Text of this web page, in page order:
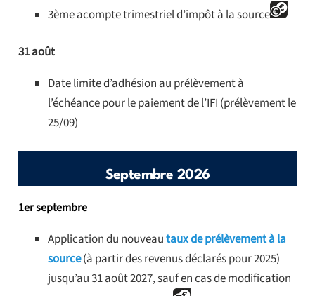
3ème acompte trimestriel d’impôt à la source
31 août
Date limite d’adhésion au prélèvement à
l’échéance pour le paiement de l’IFI (prélèvement le
25/09)
Septembre 2026
1er septembre
Application du nouveautaux de prélèvement à la
source(à partir des revenus déclarés pour 2025)
jusqu’au 31 août 2027, sauf en cas de modification